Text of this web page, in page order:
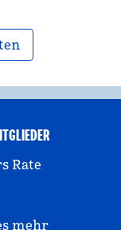
Rate
mehr